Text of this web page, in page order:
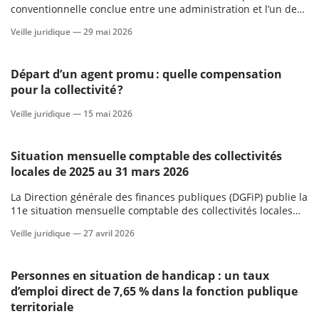
conventionnelle conclue entre une administration et l’un de
non du plein contentieux contractuel.
Veille juridique —29 mai 2026
Départ d’un agent promu : quelle compensation
pour la collectivité ?
Veille juridique — 15 mai 2026
Situation mensuelle comptable des collectivités
locales de 2025 au 31 mars 2026
La Direction générale des finances publiques (DGFiP) publie la
11e situation mensuelle comptable des collectivités locales
témoignent d’une situation financière globalement stable.
Veille juridique —27 avril 2026
Personnes en situation de handicap : un taux
d’emploi direct de 7,65 % dans la fonction publique
territoriale